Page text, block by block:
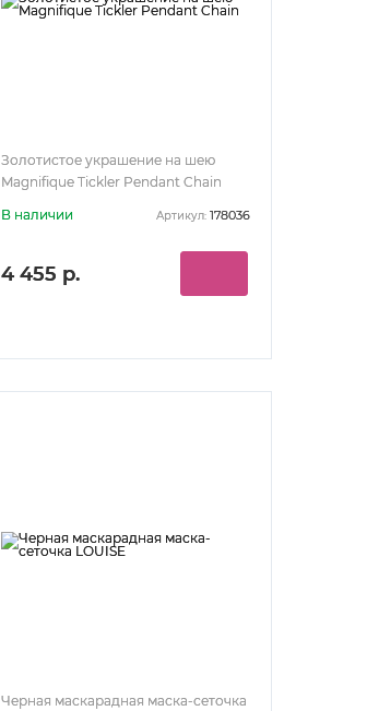
Золотистое украшение на шею
Magnifique Tickler Pendant Chain
В наличии
Артикул: 178036
4 455 р.
Черная маскарадная маска-сеточка